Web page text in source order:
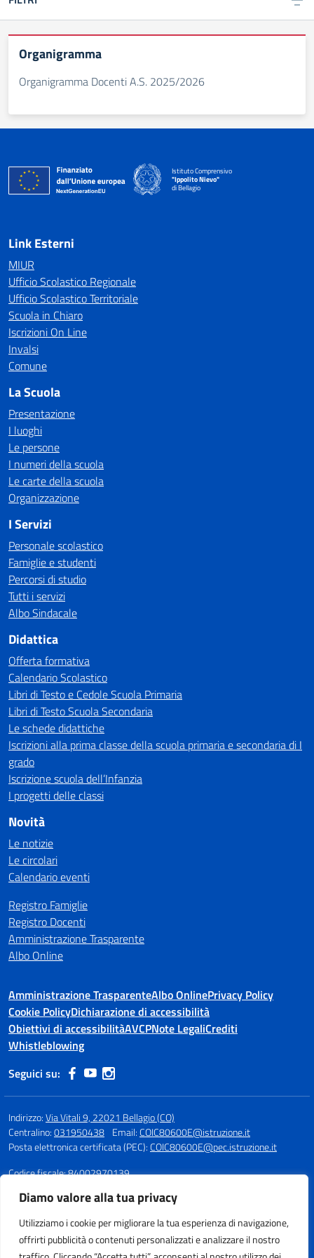
Diamo valore alla tua privacy
Utilizziamo i cookie per migliorare la tua esperienza di navigazione,
offrirti pubblicità o contenuti personalizzati e analizzare il nostro
Organigramma
Organigramma Docenti A.S. 2025/2026
Istituto Comprensivo
"Ippolito Nievo"
di Bellagio
— Visita la pagina iniziale della scuola
Link Esterni
MIUR
Ufficio Scolastico Regionale
Ufficio Scolastico Territoriale
Scuola in Chiaro
Iscrizioni On Line
Invalsi
Comune
La Scuola
Presentazione
I luoghi
Le persone
I numeri della scuola
Le carte della scuola
Organizzazione
I Servizi
Personale scolastico
Famiglie e studenti
Percorsi di studio
Tutti i servizi
Albo Sindacale
Didattica
Offerta formativa
Calendario Scolastico
Libri di Testo e Cedole Scuola Primaria
Libri di Testo Scuola Secondaria
Le schede didattiche
Iscrizioni alla prima classe della scuola primaria e secondaria di I
grado
Iscrizione scuola dell’Infanzia
I progetti delle classi
Novità
Le notizie
Le circolari
Calendario eventi
Registro Famiglie
Registro Docenti
Amministrazione Trasparente
Albo Online
Amministrazione TrasparenteAlbo OnlinePrivacy Policy
Cookie PolicyDichiarazione di accessibilità
Obiettivi di accessibilitàAVCPNote LegaliCrediti
Whistleblowing
Seguici su:
Indirizzo:Via Vitali 9, 22021 Bellagio (CO)
Centralino:031950438 Email:COIC80600E@istruzione.it
Posta elettronica certificata (PEC):COIC80600E@pec.istruzione.it
Codice fiscale: 84002970139
Per segnalazioni sull'accessibilità si prega di scrivere a:
coic80600e@istruzione.it